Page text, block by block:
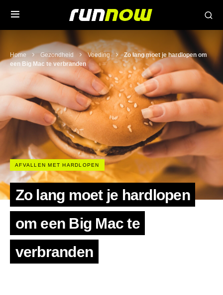
Home Gezondheid Voeding
Zo lang moet je hardlopen om
een Big Mac te verbranden
AFVALLEN MET HARDLOPEN
Zo lang moet je hardlopen
om een Big Mac te
verbranden